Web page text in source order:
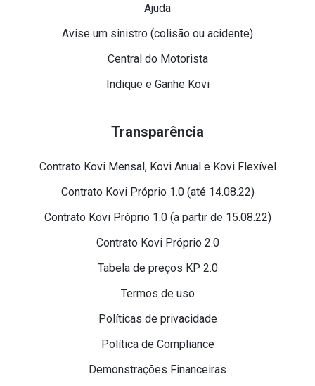
Ajuda
Avise um sinistro (colisão ou acidente)
Central do Motorista
Indique e Ganhe Kovi
Transparência
Contrato Kovi Mensal, Kovi Anual e Kovi Flexível
Contrato Kovi Próprio 1.0 (até 14.08.22)
Contrato Kovi Próprio 1.0 (a partir de 15.08.22)
Contrato Kovi Próprio 2.0
Tabela de preços KP 2.0
Termos de uso
Políticas de privacidade
Política de Compliance
Demonstrações Financeiras